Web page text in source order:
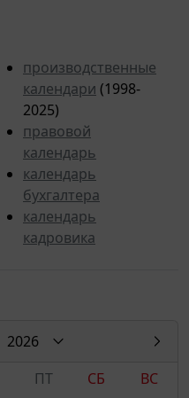
производственные
календари (1998-
2025)
правовой
календарь
календарь
бухгалтера
календарь
кадровика
2026
ПТ СБ
ВС